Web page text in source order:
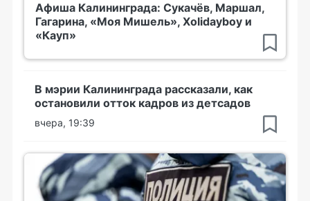
Афиша Калининграда: Сукачёв, Маршал,
Гагарина, «Моя Мишель», Xolidayboy и
«Кауп»
В мэрии Калининграда рассказали, как
остановили отток кадров из детсадов
вчера, 19:39